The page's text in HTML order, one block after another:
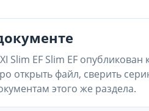
Slim EF Slim EF
открыть файл, сверить
этого же раздела.